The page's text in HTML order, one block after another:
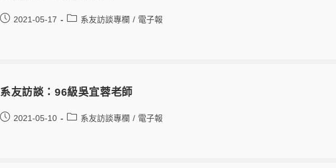
2021-05-17 系友訪談專欄 / 電子報
系友訪談：96級吳宜蓉老師
2021-05-10 系友訪談專欄 / 電子報